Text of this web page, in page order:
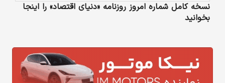
نسخه کامل شماره امروز روزنامه «دنیای‌ اقتصاد» را اینجا
بخوانید